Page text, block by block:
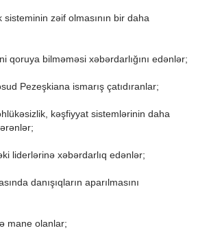
sisteminin zəif olmasının bir daha
qoruya bilməməsi xəbərdarlığını edənlər;
Pezeşkiana ismarış çatıdıranlar;
kəşfiyyat sistemlərinin daha
liderlərinə xəbərdarlıq edənlər;
danışıqların aparılmasını
mane olanlar;